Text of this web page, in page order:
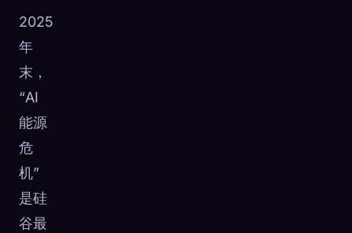
2025
年
末，
“AI
能源
危
机”
是硅
谷最